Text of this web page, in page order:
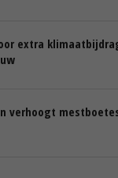
extra
verhoogt